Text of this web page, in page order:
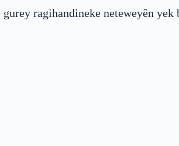
ragihandineke neteweyên yek